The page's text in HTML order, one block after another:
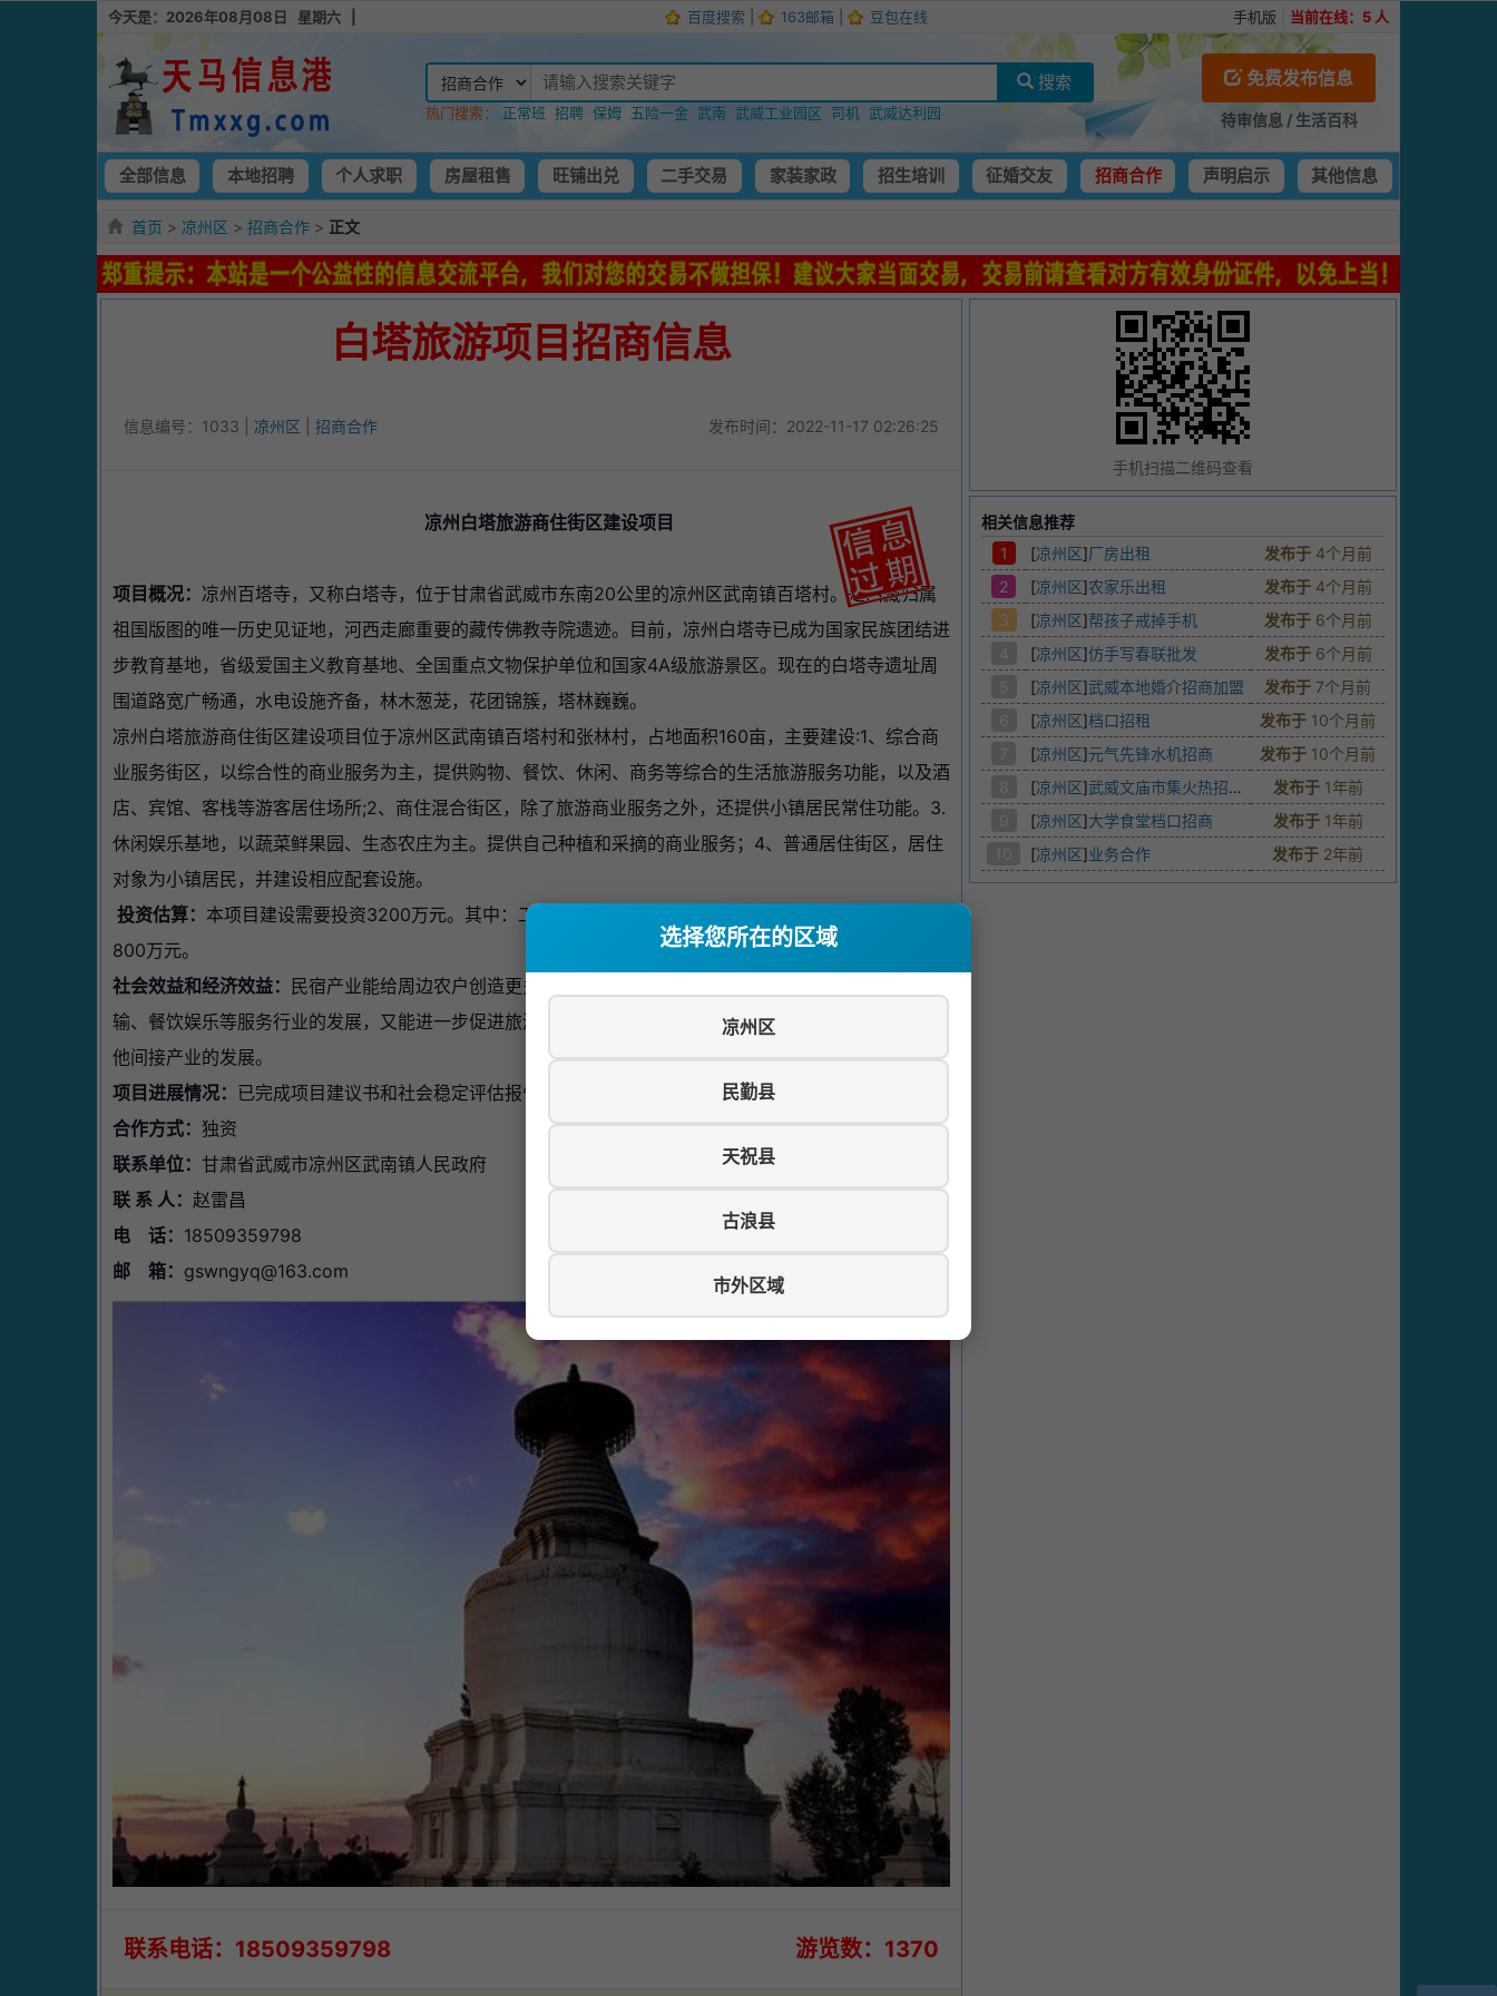
今天是：2026年08月08日 星期六 | 百度搜索 163邮箱 豆包在线 手机版 当前在线： 5 人
搜索
热门搜索： 正常班 招聘 保姆 五险一金 武南 武威工业园区 司机 武威达利园
免费发布信息
待审信息 / 生活百科
选择您所在的区域
凉州区
民勤县
天祝县
古浪县
市外区域
全部信息 本地招聘 个人求职 房屋租售 旺铺出兑 二手交易 家装家政 招生培训 征婚交友 招商合作 声明启示 其他信息
首页 > 凉州区 > 招商合作 > 正文
白塔旅游项目招商信息
信息编号：1033 | 凉州区 招商合作 发布时间： 2022-11-17 02:26:25
凉州白塔旅游商住街区建设项目
项目概况： 凉州百塔寺，又称白塔寺，位于甘肃省武威市东南20公里的凉州区武南镇百塔村。是西藏归属
祖国版图的唯一历史见证地，河西走廊重要的藏传佛教寺院遗迹。目前，凉州白塔寺已成为国家民族团结进
步教育基地，省级爱国主义教育基地、全国重点文物保护单位和国家4A级旅游景区。现在的白塔寺遗址周
围道路宽广畅通，水电设施齐备，林木葱茏，花团锦簇，塔林巍巍。
凉州白塔旅游商住街区建设项目位于凉州区武南镇百塔村和张林村，占地面积160亩，主要建设:1、综合商
业服务街区，以综合性的商业服务为主，提供购物、餐饮、休闲、商务等综合的生活旅游服务功能，以及酒
店、宾馆、客栈等游客居住场所;2、商住混合街区，除了旅游商业服务之外，还提供小镇居民常住功能。3.
休闲娱乐基地，以蔬菜鲜果园、生态农庄为主。提供自己种植和采摘的商业服务；4、普通居住街区，居住
对象为小镇居民，并建设相应配套设施。
投资估算： 本项目建设需要投资3200万元。其中：工程土建及设备等固定资产投资 2400万元；流动资金
800万元。
社会效益和经济效益：
民宿产业能给周边农户创造更多的就业机会，同时带动与其相关的零售批发、交通运
输、餐饮娱乐等服务行业的发展，又能进一步促进旅游业的发展壮大，并且还能极大地促进地缘文化以及其
他间接产业的发展。
项目进展情况： 已完成项目建议书和社会稳定评估报告的批复，可行性研究报告已编制。
合作方式： 独资
联系单位： 甘肃省武威市凉州区武南镇人民政府
联 系 人： 赵雷昌
电 话： 18509359798
邮 箱： gswngyq@163.com
联系电话：18509359798 游览数：1370
手机扫描二维码查看
相关信息推荐
1
[凉州区]厂房出租 发布于 4个月前
2
[凉州区]农家乐出租 发布于 4个月前
3
[凉州区]帮孩子戒掉手机 发布于 6个月前
[凉州区]仿手写春联批发 发布于 6个月前
[凉州区]武威本地婚介招商加盟 发布于 7个月前
[凉州区]档口招租 发布于 10个月前
[凉州区]元气先锋水机招商 发布于 10个月前
[凉州区]武威文庙市集火热招商中 发布于 1年前
[凉州区]大学食堂档口招商 发布于 1年前
[凉州区]业务合作 发布于 2年前